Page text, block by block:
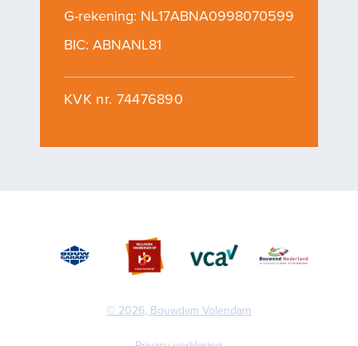
G-rekening: NL17ABNA0998070599
BIC: ABNANL81
KVK nr. 74476890
© 2026, Bouwdam Volendam